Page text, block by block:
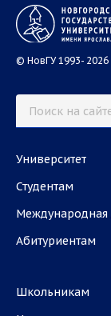
© НовГУ 1993- 2026
Университет
Студентам
Международная
Абитуриентам
Школьникам